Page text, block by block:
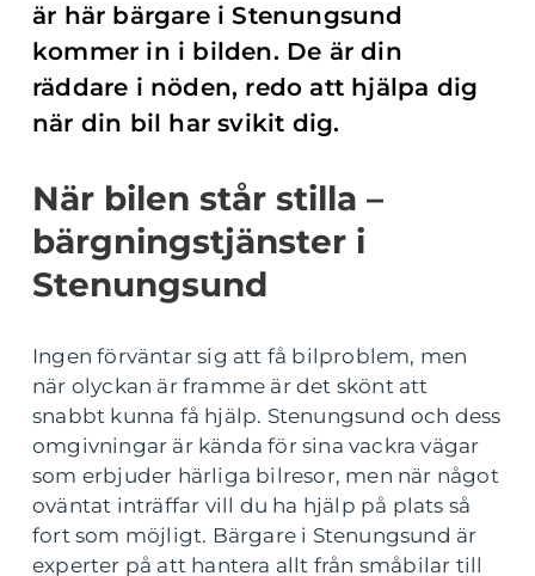
är här bärgare i Stenungsund
kommer in i bilden. De är din
räddare i nöden, redo att hjälpa dig
när din bil har svikit dig.
När bilen står stilla –
bärgningstjänster i
Stenungsund
Ingen förväntar sig att få bilproblem, men
när olyckan är framme är det skönt att
snabbt kunna få hjälp. Stenungsund och dess
omgivningar är kända för sina vackra vägar
som erbjuder härliga bilresor, men när något
oväntat inträffar vill du ha hjälp på plats så
fort som möjligt. Bärgare i Stenungsund är
experter på att hantera allt från småbilar till